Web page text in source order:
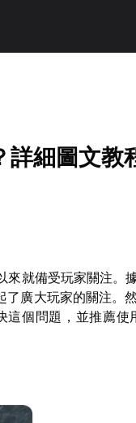
詳細圖文教
來就備受玩家關注。
廣大玩家的關注。
這個問題，並推薦使